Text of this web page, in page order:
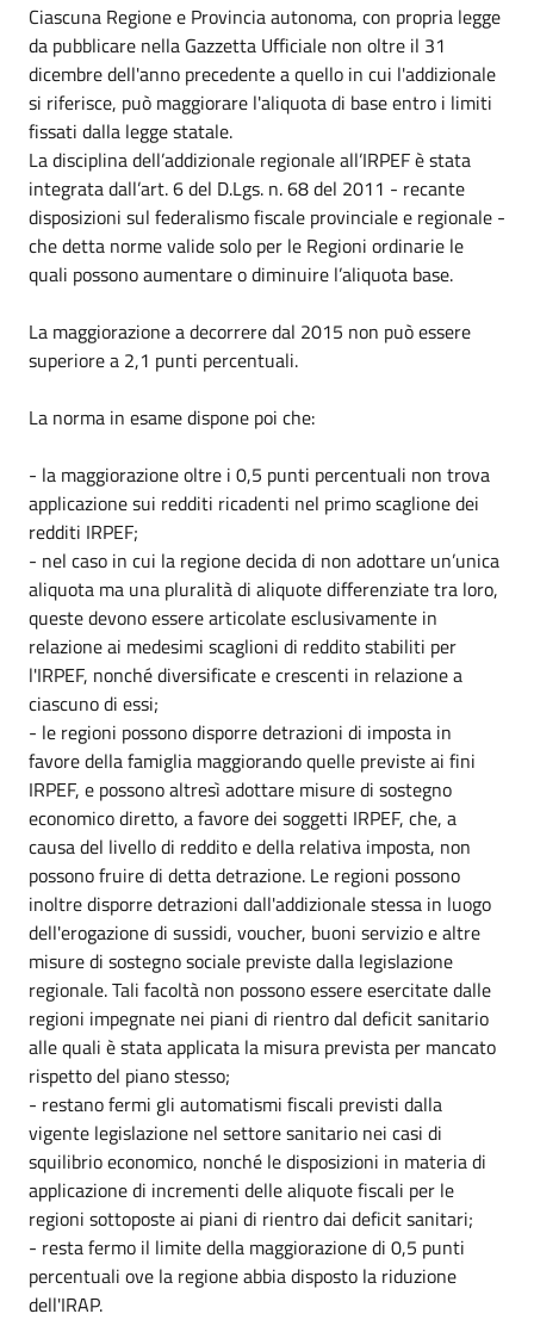
Ciascuna Regione e Provincia autonoma, con propria legge
da pubblicare nella Gazzetta Ufficiale non oltre il 31
dicembre dell'anno precedente a quello in cui l'addizionale
si riferisce, può maggiorare l'aliquota di base entro i limiti
fissati dalla legge statale.
La disciplina dell’addizionale regionale all’IRPEF è stata
integrata dall’art. 6 del D.Lgs. n. 68 del 2011 - recante
disposizioni sul federalismo fiscale provinciale e regionale -
che detta norme valide solo per le Regioni ordinarie le
quali possono aumentare o diminuire l’aliquota base.
La maggiorazione a decorrere dal 2015 non può essere
superiore a 2,1 punti percentuali.
La norma in esame dispone poi che:
- la maggiorazione oltre i 0,5 punti percentuali non trova
applicazione sui redditi ricadenti nel primo scaglione dei
redditi IRPEF;
- nel caso in cui la regione decida di non adottare un’unica
aliquota ma una pluralità di aliquote differenziate tra loro,
queste devono essere articolate esclusivamente in
relazione ai medesimi scaglioni di reddito stabiliti per
l'IRPEF, nonché diversificate e crescenti in relazione a
ciascuno di essi;
- le regioni possono disporre detrazioni di imposta in
favore della famiglia maggiorando quelle previste ai fini
IRPEF, e possono altresì adottare misure di sostegno
economico diretto, a favore dei soggetti IRPEF, che, a
causa del livello di reddito e della relativa imposta, non
possono fruire di detta detrazione. Le regioni possono
inoltre disporre detrazioni dall'addizionale stessa in luogo
dell'erogazione di sussidi, voucher, buoni servizio e altre
misure di sostegno sociale previste dalla legislazione
regionale. Tali facoltà non possono essere esercitate dalle
regioni impegnate nei piani di rientro dal deficit sanitario
alle quali è stata applicata la misura prevista per mancato
rispetto del piano stesso;
- restano fermi gli automatismi fiscali previsti dalla
vigente legislazione nel settore sanitario nei casi di
squilibrio economico, nonché le disposizioni in materia di
applicazione di incrementi delle aliquote fiscali per le
regioni sottoposte ai piani di rientro dai deficit sanitari;
- resta fermo il limite della maggiorazione di 0,5 punti
percentuali ove la regione abbia disposto la riduzione
dell'IRAP.